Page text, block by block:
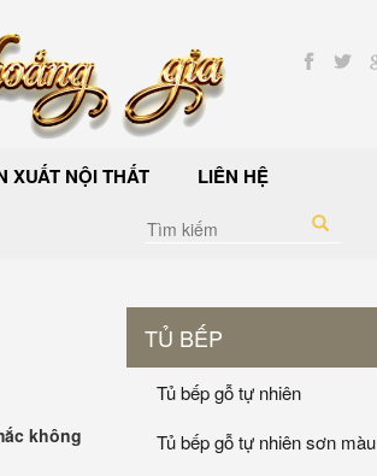
XUẤT NỘI THẤT LIÊN HỆ
không
TỦ BẾP
Tủ bếp gỗ tự nhiên
Tủ bếp gỗ tự nhiên sơn màu